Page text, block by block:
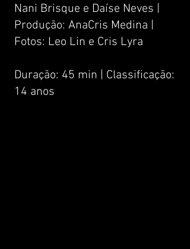
Nani Brisque e Daíse Neves |
Produção: AnaCris Medina |
Fotos: Leo Lin e Cris Lyra
Duração: 45 min | Classificação:
14 anos